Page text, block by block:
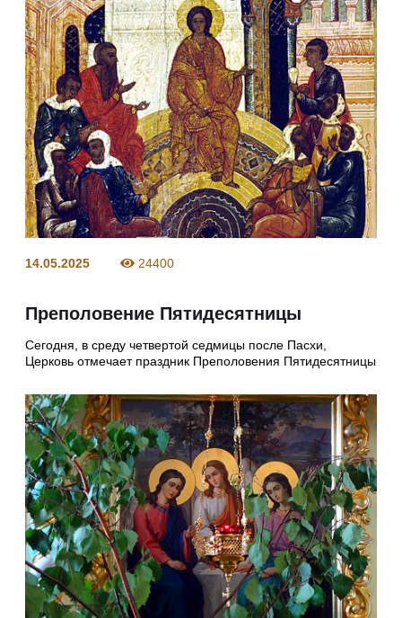
14.05.2025 24400
Преполовение Пятидесятницы
Сегодня, в среду четвертой седмицы после Пасхи,
Церковь отмечает праздник Преполовения Пятидесятницы